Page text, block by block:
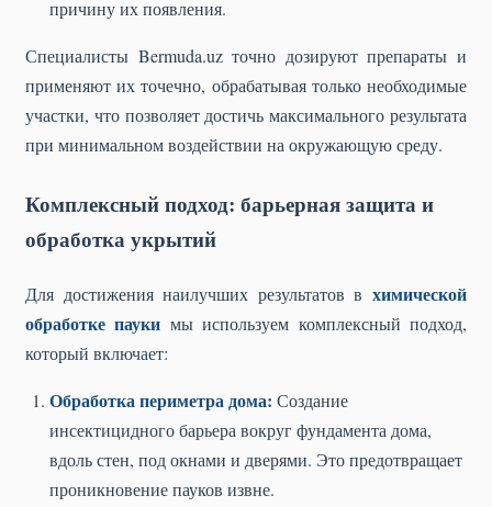
причину их появления.
Специалисты Bermuda.uz точно дозируют препараты и
применяют их точечно, обрабатывая только необходимые
участки, что позволяет достичь максимального результата
при минимальном воздействии на окружающую среду.
Комплексный подход: барьерная защита и
обработка укрытий
Для достижения наилучших результатов в химической
обработке пауки мы используем комплексный подход,
который включает:
Обработка периметра дома: Создание
инсектицидного барьера вокруг фундамента дома,
вдоль стен, под окнами и дверями. Это предотвращает
проникновение пауков извне.